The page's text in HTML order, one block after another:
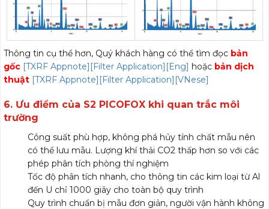
Thông tin cụ thể hơn, Quý khách hàng có thể tìm đọc bản
gốc [TXRF Appnote][Filter Application][Eng] hoặc bản dịch
thuật [TXRF Appnote][Filter Application][VNese]
6. Ưu điểm của S2 PICOFOX khi quan trắc môi
trường
Công suất phù hợp, không phá hủy tính chất mẫu nên
có thể lưu mẫu. Lượng khí thải CO2 thấp hơn so với các
phép phân tích phòng thí nghiệm
Tốc độ phân tích nhanh, cho thông tin các kim loại từ Al
đến U chỉ 1000 giây cho toàn bộ quy trình
Quy trình chuẩn bị mẫu đơn giản, người vận hành không